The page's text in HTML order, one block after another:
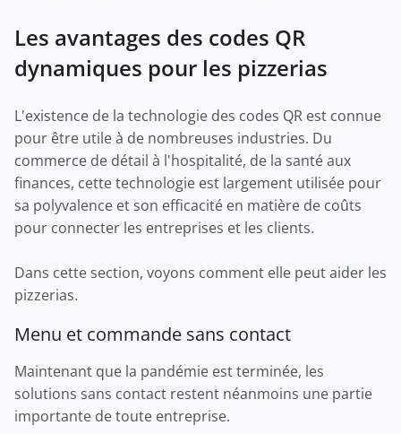
Les avantages des codes QR
dynamiques pour les pizzerias
L'existence de la technologie des codes QR est connue
pour être utile à de nombreuses industries. Du
commerce de détail à l'hospitalité, de la santé aux
finances, cette technologie est largement utilisée pour
sa polyvalence et son efficacité en matière de coûts
pour connecter les entreprises et les clients.
Dans cette section, voyons comment elle peut aider les
pizzerias.
Menu et commande sans contact
Maintenant que la pandémie est terminée, les
solutions sans contact restent néanmoins une partie
importante de toute entreprise.